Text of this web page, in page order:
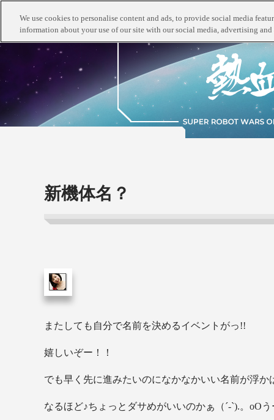
新機体名？
またしても自分で名前を決めるイベントがっ!!
嬉しいぞー！！
でも早く先に進みたいのになかなかいい名前が浮か
なるほど♪ちょっとダサめがいいのかぁ（´-`).。oOう
We use cookies to personalise content and ads, to provide social media
information about your use of our site with our social media, advertising and